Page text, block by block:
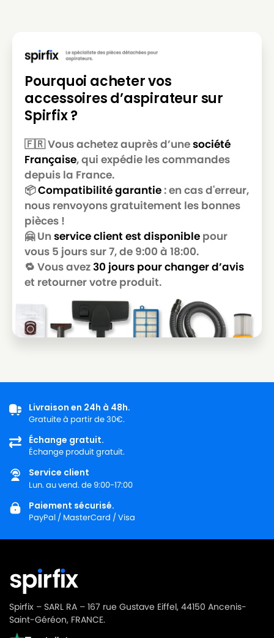
Pourquoi acheter vos
accessoires d’aspirateur sur
Spirfix ?
🇫🇷 Vous achetez auprès d’unesociété
Française, qui expédie les commandes
depuis la France.
📦Compatibilité garantie: en cas d'erreur,
nous renvoyons gratuitement les bonnes
pièces !
🤗 Un service client est disponible pour
vous 5 jours sur 7, de 9:00 à 18:00.
🔁 Vous avez30 jours pour changer d’avis
et retourner votre produit.
Livraison en 24h à 48h.
Gratuite à partir de 30€.
Échange gratuit.
Échange produit gratuit.
Service client
Lun. au vend. de 9:00-17:00
Paiement sécurisé.
PayPal / MasterCard / Visa
Spirfix – SARL RA – 167 rue Gustave Eiffel, 44150 Ancenis-
Saint-Géréon, FRANCE.